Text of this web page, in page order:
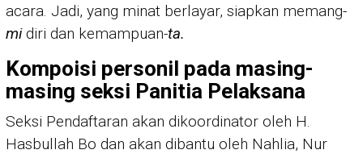
acara. Jadi, yang minat berlayar, siapkan memang-
midiri dan kemampuan-ta.
Kompoisi personil pada masing-
masing seksi Panitia Pelaksana
Seksi Pendaftaran akan dikoordinator oleh H.
Hasbullah Bo dan akan dibantu oleh Nahlia, Nur